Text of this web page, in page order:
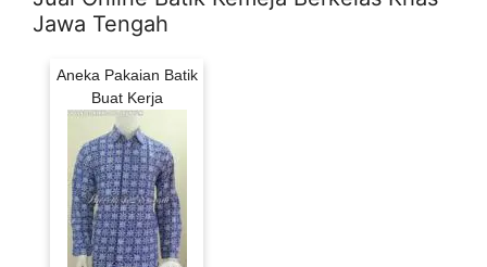
Jawa Tengah
Aneka Pakaian Batik
Buat Kerja